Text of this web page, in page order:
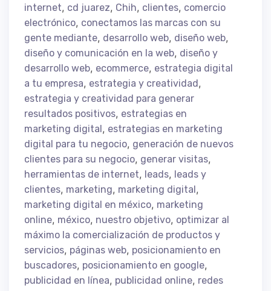
internet, cd juarez, Chih, clientes, comercio
electrónico, conectamos las marcas con su
gente mediante, desarrollo web, diseño web,
diseño y comunicación en la web, diseño y
desarrollo web, ecommerce, estrategia digital
a tu empresa, estrategia y creatividad,
estrategia y creatividad para generar
resultados positivos, estrategias en
marketing digital, estrategias en marketing
digital para tu negocio, generación de nuevos
clientes para su negocio, generar visitas,
herramientas de internet, leads, leads y
clientes, marketing, marketing digital,
marketing digital en méxico, marketing
online, méxico, nuestro objetivo, optimizar al
máximo la comercialización de productos y
servicios, páginas web, posicionamiento en
buscadores, posicionamiento en google,
publicidad en línea, publicidad online, redes